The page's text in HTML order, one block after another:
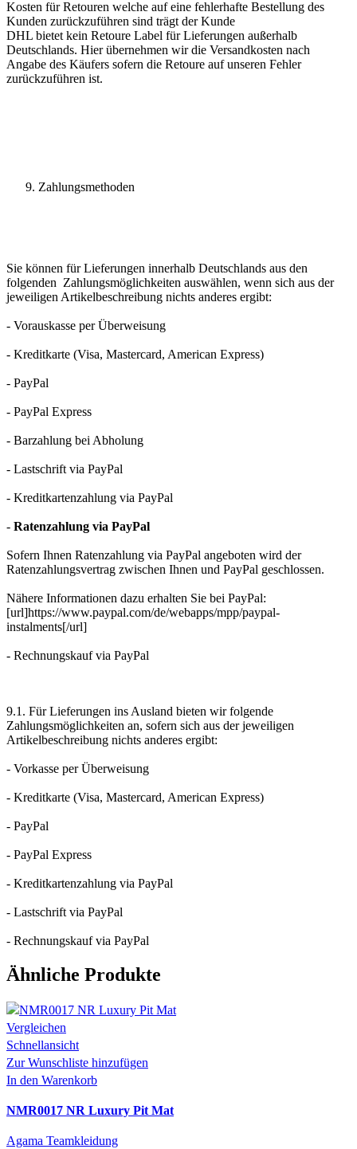
Kosten für Retouren welche auf eine fehlerhafte Bestellung des
Kunden zurückzuführen sind trägt der Kunde
DHL bietet kein Retoure Label für Lieferungen außerhalb
Deutschlands. Hier übernehmen wir die Versandkosten nach
Angabe des Käufers sofern die Retoure auf unseren Fehler
zurückzuführen ist.
Zahlungsmethoden
Sie können für Lieferungen innerhalb Deutschlands aus den
folgenden Zahlungsmöglichkeiten auswählen, wenn sich aus der
jeweiligen Artikelbeschreibung nichts anderes ergibt:
- Vorauskasse per Überweisung
- Kreditkarte (Visa, Mastercard, American Express)
- PayPal
- PayPal Express
- Barzahlung bei Abholung
- Lastschrift via PayPal
- Kreditkartenzahlung via PayPal
- Ratenzahlung via PayPal
Sofern Ihnen Ratenzahlung via PayPal angeboten wird der
Ratenzahlungsvertrag zwischen Ihnen und PayPal geschlossen.
Nähere Informationen dazu erhalten Sie bei PayPal:
[url]https://www.paypal.com/de/webapps/mpp/paypal-
instalments[/url]
- Rechnungskauf via PayPal
9.1. Für Lieferungen ins Ausland bieten wir folgende
Zahlungsmöglichkeiten an, sofern sich aus der jeweiligen
Artikelbeschreibung nichts anderes ergibt:
- Vorkasse per Überweisung
- Kreditkarte (Visa, Mastercard, American Express)
- PayPal
- PayPal Express
- Kreditkartenzahlung via PayPal
- Lastschrift via PayPal
- Rechnungskauf via PayPal
Ähnliche Produkte
Vergleichen
Schnellansicht
Zur Wunschliste hinzufügen
In den Warenkorb
NMR0017 NR Luxury Pit Mat
Agama Teamkleidung